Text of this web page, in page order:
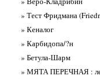
» Тест Фридмана
» Кеналог
» Карбидопа/?н
» Бетула-Шарм
» МЯТА ПЕРЕЧНАЯ :